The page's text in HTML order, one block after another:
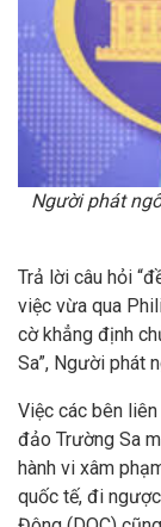
Người phát
Trả lời câu hỏi
việc vừa qua
cờ khẳng định
Sa”, Người phát
Việc các bên
đảo Trường Sa
hành vi xâm
quốc tế, đi